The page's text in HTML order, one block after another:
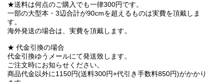
★送料は何点のご購入でも一律300円です。
一部の大型本・3辺合計が90cmを超えるものは実費を頂戴しま
す。
海外発送の場合は、実費を頂戴します。
★ 代金引換の場合
代金引換ゆうメールにて発送致します。
ご注文時にお知らせください。
商品代金以外に1150円(送料300円+代引き手数料850円)がかかり